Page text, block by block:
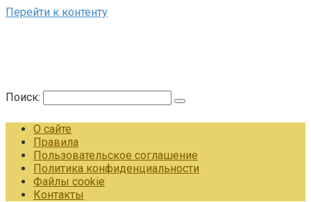
Перейти к контенту
Поиск:
О сайте
Правила
Пользовательское соглашение
Политика конфиденциальности
Файлы cookie
Контакты